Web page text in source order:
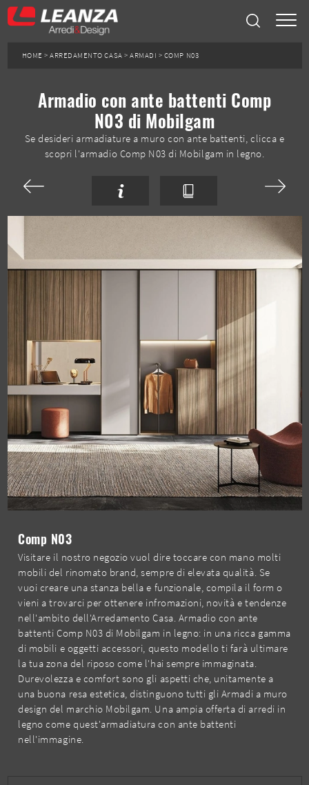
HOME >ARREDAMENTO CASA >ARMADI > COMP N03
Armadio con ante battenti Comp
N03 di Mobilgam
Se desideri armadiature a muro con ante battenti, clicca e
scopri l'armadio Comp N03 di Mobilgam in legno.
Comp N03
Visitare il nostro negozio vuol dire toccare con mano molti
mobili del rinomato brand, sempre di elevata qualità. Se
vuoi creare una stanza bella e funzionale, compila il form o
vieni a trovarci per ottenere infromazioni, novità e tendenze
nell'ambito dell'Arredamento Casa. Armadio con ante
battenti Comp N03 di Mobilgam in legno: in una ricca gamma
di mobili e oggetti accessori, questo modello ti farà ultimare
la tua zona del riposo come l'hai sempre immaginata.
Durevolezza e comfort sono gli aspetti che, unitamente a
una buona resa estetica, distinguono tutti gli Armadi a muro
design del marchio Mobilgam. Una ampia offerta di arredi in
legno come quest'armadiatura con ante battenti
nell'immagine.